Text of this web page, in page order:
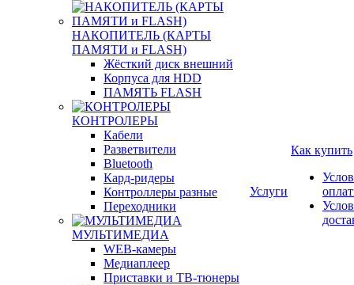
НАКОПИТЕЛЬ (КАРТЫ
ПАМЯТИ и FLASH)
Жёсткий диск внешний
Корпуса для HDD
ПАМЯТЬ FLASH
КОНТРОЛЕРЫ
Кабели
Разветвители
Bluetooth
Кард-ридеры
Контроллеры разные
Переходники
МУЛЬТИМЕДИА
WEB-камеры
Медиаплеер
Приставки и ТВ-тюнеры
Услуги
Как купить